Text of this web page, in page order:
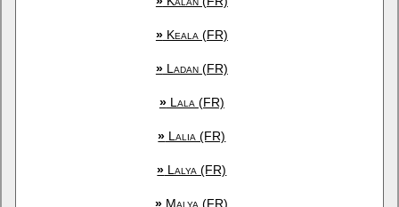
»Keala (FR)
»Ladan (FR)
»Lala (FR)
» Lalia (FR)
» Lalya (FR)
» Malya (FR)